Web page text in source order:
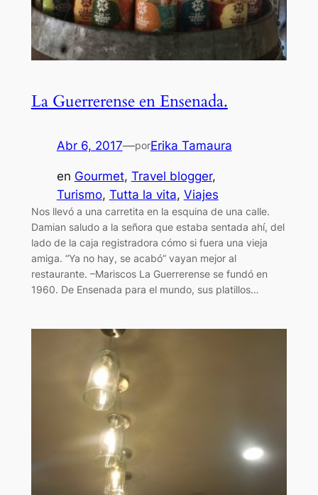
La Guerrerense en Ensenada.
Abr 6, 2017—porErika Tamaura
en Gourmet, Travel blogger
Turismo, Tutta la vita, Viajes
Nos llevó a una carretita en la esquina de una calle.
Damian saludo a la señora que estaba sentada ahí, del
lado de la caja registradora cómo si fuera una vieja
amiga. “Ya no hay, se acabó” vayan mejor al
restaurante. –Mariscos La Guerrerense se fundó en
1960. De Ensenada para el mundo, sus platillos…